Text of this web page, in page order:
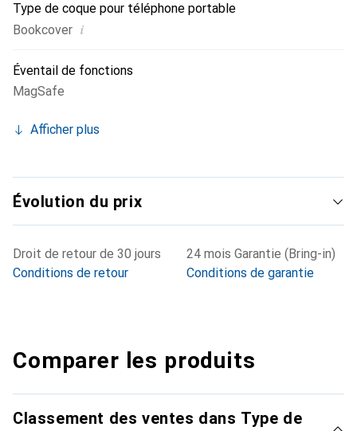
Type de coque pour téléphone portable
Bookcover i
Éventail de fonctions
MagSafe
Afficher plus
Évolution du prix
Droit de retour de 30 jours
Conditions de retour
24 mois Garantie (Bring-in)
Conditions de garantie
Comparer les produits
Classement des ventes dans Type de